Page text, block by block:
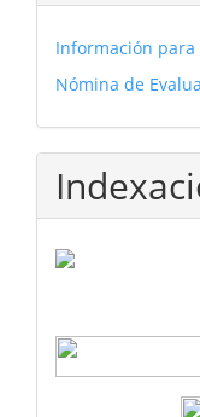
Información para
Nómina de